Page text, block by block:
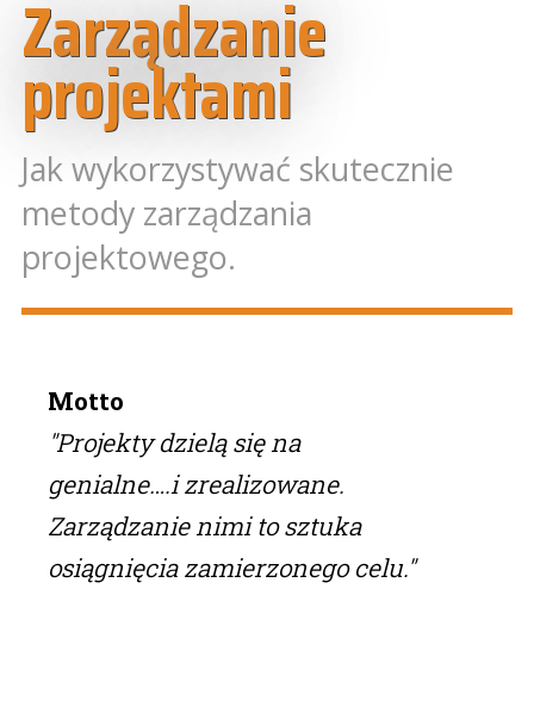
Zarządzanie
projektami
Jak wykorzystywać skutecznie
metody zarządzania
projektowego.
Motto
"Projekty dzielą się na
genialne….i zrealizowane.
Zarządzanie nimi to sztuka
osiągnięcia zamierzonego celu."